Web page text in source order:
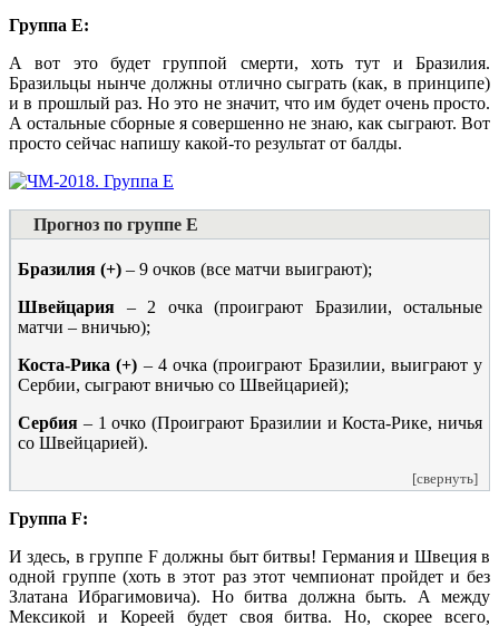
Группа E:
А вот это будет группой смерти, хоть тут и Бразилия.
Бразильцы нынче должны отлично сыграть (как, в принципе)
и в прошлый раз. Но это не значит, что им будет очень просто.
А остальные сборные я совершенно не знаю, как сыграют. Вот
просто сейчас напишу какой-то результат от балды.
Прогноз по группе E
Бразилия (+) – 9 очков (все матчи выиграют);
Швейцария – 2 очка (проиграют Бразилии, остальные
матчи – вничью);
Коста-Рика (+) – 4 очка (проиграют Бразилии, выиграют у
Сербии, сыграют вничью со Швейцарией);
Сербия – 1 очко (Проиграют Бразилии и Коста-Рике, ничья
со Швейцарией).
[свернуть]
Группа F:
И здесь, в группе F должны быт битвы! Германия и Швеция в
одной группе (хоть в этот раз этот чемпионат пройдет и без
Златана Ибрагимовича). Но битва должна быть. А между
Мексикой и Кореей будет своя битва. Но, скорее всего,